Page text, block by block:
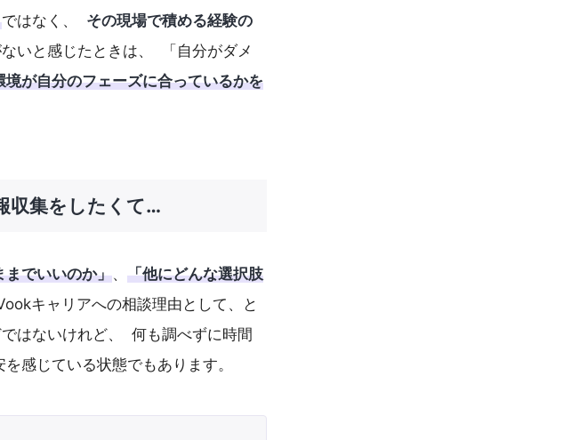
ではなく、 その現場で積める経験の
いと感じたときは、 「自分がダメ
境が自分のフェーズに合っているかを
収集をしたくて…
までいいのか」、 「他にどんな選択肢
キャリアへの相談理由として、と
はないけれど、 何も調べずに時間
感じている状態でもあります。